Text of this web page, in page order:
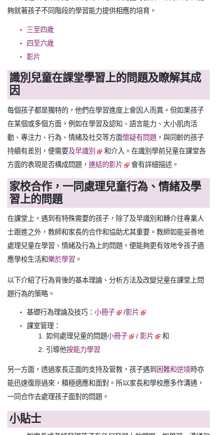
夠就著孩子不同階段的學習能力提供相應的培育。
三至四歲
四至六歲
影片
識別兒童在課堂學習上的問題及瞭解其成
因
每個孩子都是獨特的，他們在學習進度上會因人而異。但如果孩子
在某個或多個方面，例如在學習及認知、語言能力、大小肌肉活
動、專注力、行為、情緒及社交等方面懷疑有問題 ，與同齡的孩子
持續有差別，便需要及早識別
和介入。在識別學前兒童在課堂各
方面的表現是否構成問題， 連結的影片 會有詳細描述。
家校合作，一同處理兒童行為、情緒及學
習上的問題
在課堂上，遇到有特殊需要的孩子，除了及早識別和轉介往專業人
士跟進之外，教師和家長的合作和協助尤其重要。教師如能妥善地
處理兒童在學習、情緒及行為上的問題，便能夠更有效地令孩子適
應學校生活和樂於學習 。
以下介紹了行為背後的基本理論、分析方法及改變兒童在課堂上問
題行為的策略。
基礎行為理論及技巧： 小冊子 /影片
課室管理：
如何處理兒童的問題小冊子 / 影片
和
引導他按能力學習
另一方面，透過家長正面的支持及管教，孩子遇到 困難和逆境時亦
能迅速復原過來，積極適應和面對。所以家長和學校應多作溝通，
一同合作去處理孩子面對的問題。
小貼士